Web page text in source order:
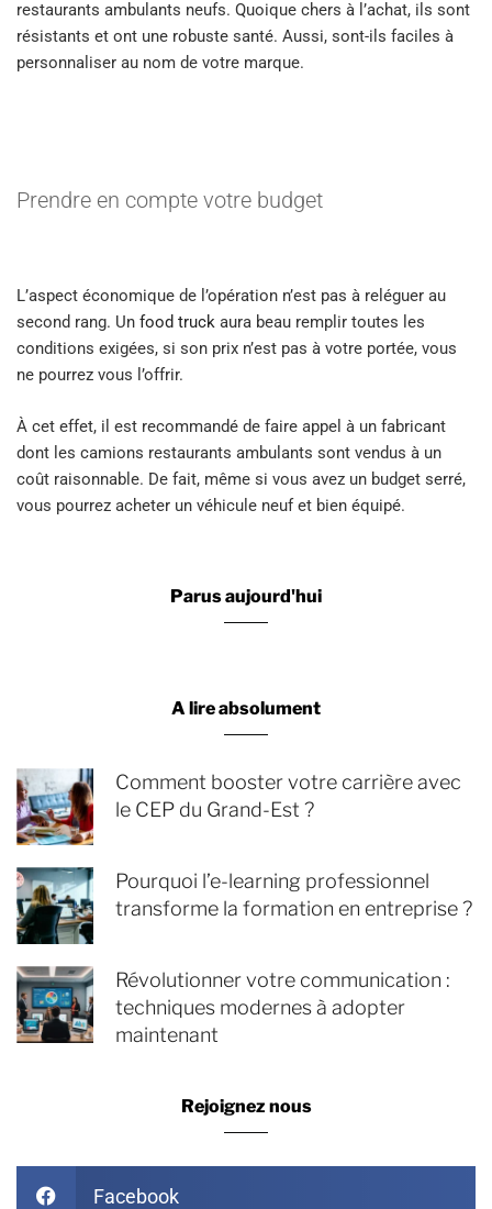
restaurants ambulants neufs. Quoique chers à l’achat, ils sont
résistants et ont une robuste santé. Aussi, sont-ils faciles à
personnaliser au nom de votre marque.
Prendre en compte votre budget
L’aspect économique de l’opération n’est pas à reléguer au
second rang. Un food truck aura beau remplir toutes les
conditions exigées, si son prix n’est pas à votre portée, vous
ne pourrez vous l’offrir.
À cet effet, il est recommandé de faire appel à un fabricant
dont les camions restaurants ambulants sont vendus à un
coût raisonnable. De fait, même si vous avez un budget serré,
vous pourrez acheter un véhicule neuf et bien équipé.
Parus aujourd'hui
A lire absolument
Comment booster votre carrière avec
le CEP du Grand-Est ?
Pourquoi l’e-learning professionnel
transforme la formation en entreprise ?
Révolutionner votre communication :
techniques modernes à adopter
maintenant
Rejoignez nous
Facebook